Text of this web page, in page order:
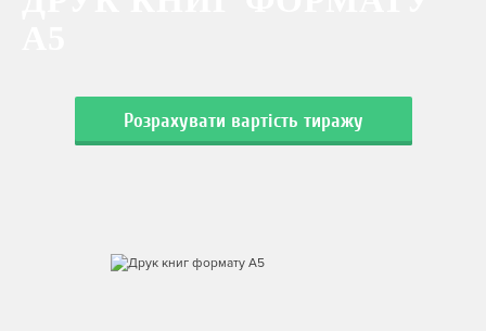
Розрахувати вартість тиражу